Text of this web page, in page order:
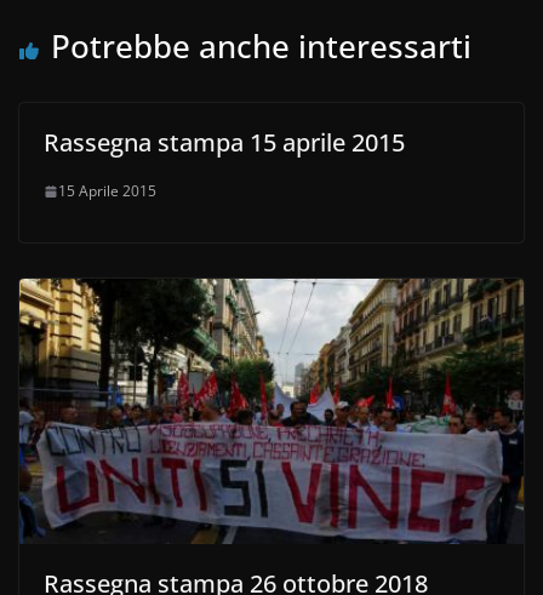
Potrebbe anche interessarti
Rassegna stampa 15 aprile 2015
15 Aprile 2015
Rassegna stampa 26 ottobre 2018